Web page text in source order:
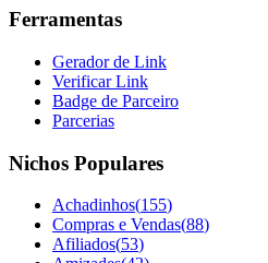
Ferramentas
Gerador de Link
Verificar Link
Badge de Parceiro
Parcerias
Nichos Populares
Achadinhos(155)
Compras e Vendas(88)
Afiliados(53)